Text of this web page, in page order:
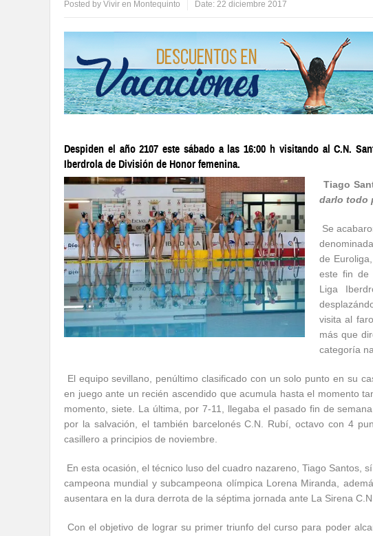
Posted by Vivir en Montequinto Date: 22 diciembre 2017
Despiden el año 2107 este sábado a las 16:00 h visitando al C.N.
Iberdrola de División de Honor femenina.
Tiago
darlo todo
Se
de
este fin de
Liga
visita al
más que
categoría
El equipo sevillano, penúltimo clasificado con un solo punto en su
en juego ante un recién ascendido que acumula hasta el momento
momento, siete. La última, por 7-11, llegaba el pasado fin de
por la salvación, el también barcelonés C.N. Rubí, octavo con 4
casillero a principios de noviembre.
En esta ocasión, el técnico luso del cuadro nazareno, Tiago Santos,
campeona mundial y subcampeona olímpica Lorena Miranda,
ausentara en la dura derrota de la séptima jornada ante La Sirena
Con el objetivo de lograr su primer triunfo del curso para poder